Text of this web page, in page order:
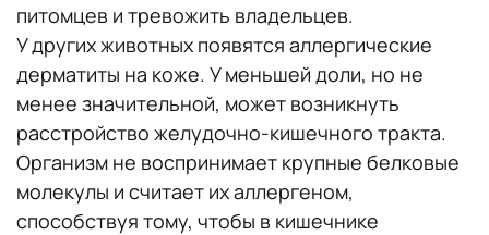
питомцев и тревожить владельцев.
У других животных появятся аллергические
дерматиты на коже. У меньшей доли, но не
менее значительной, может возникнуть
расстройство желудочно-кишечного тракта.
Организм не воспринимает крупные белковые
молекулы и считает их аллергеном,
способствуя тому, чтобы в кишечнике